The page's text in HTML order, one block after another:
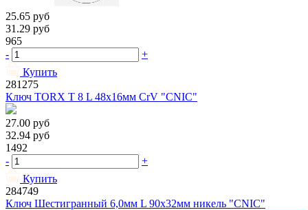
25.65 руб
31.29 руб
965
-
+
Купить
281275
Ключ TORX Т 8 L 48х16мм CrV "CNIC"
27.00 руб
32.94 руб
1492
-
+
Купить
284749
Ключ Шестигранный 6,0мм L 90х32мм никель "CNIC"